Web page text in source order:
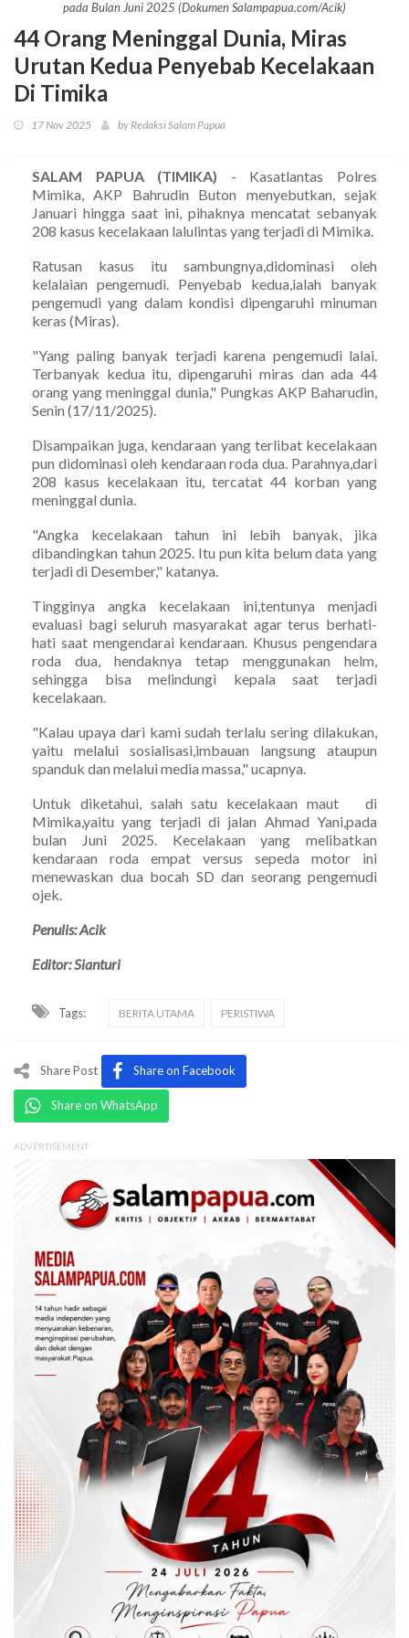
pada Bulan Juni 2025 (Dokumen Salampapua.com/Acik)
44 Orang Meninggal Dunia, Miras
Urutan Kedua Penyebab Kecelakaan
Di Timika
17 Nov 2025 by Redaksi Salam Papua
SALAM PAPUA (TIMIKA) - Kasatlantas Polres
Mimika, AKP Bahrudin Buton menyebutkan, sejak
Januari hingga saat ini, pihaknya mencatat sebanyak
208 kasus kecelakaan lalulintas yang terjadi di Mimika.
Ratusan kasus itu sambungnya,didominasi oleh
kelalaian pengemudi. Penyebab kedua,ialah banyak
pengemudi yang dalam kondisi dipengaruhi minuman
keras (Miras).
"Yang paling banyak terjadi karena pengemudi lalai.
Terbanyak kedua itu, dipengaruhi miras dan ada 44
orang yang meninggal dunia," Pungkas AKP Baharudin,
Senin (17/11/2025).
Disampaikan juga, kendaraan yang terlibat kecelakaan
pun didominasi oleh kendaraan roda dua. Parahnya,dari
208 kasus kecelakaan itu, tercatat 44 korban yang
meninggal dunia.
"Angka kecelakaan tahun ini lebih banyak, jika
dibandingkan tahun 2025. Itu pun kita belum data yang
terjadi di Desember," katanya.
Tingginya angka kecelakaan ini,tentunya menjadi
evaluasi bagi seluruh masyarakat agar terus berhati-
hati saat mengendarai kendaraan. Khusus pengendara
roda dua, hendaknya tetap menggunakan helm,
sehingga bisa melindungi kepala saat terjadi
kecelakaan.
"Kalau upaya dari kami sudah terlalu sering dilakukan,
yaitu melalui sosialisasi,imbauan langsung ataupun
spanduk dan melalui media massa," ucapnya.
Untuk diketahui, salah satu kecelakaan maut di
Mimika,yaitu yang terjadi di jalan Ahmad Yani,pada
bulan Juni 2025. Kecelakaan yang melibatkan
kendaraan roda empat versus sepeda motor ini
menewaskan dua bocah SD dan seorang pengemudi
ojek.
Penulis: Acik
Editor: Sianturi
Tags: BERITA UTAMA PERISTIWA
Share Post Share on Facebook
Share on WhatsApp
ADVERTISEMENT